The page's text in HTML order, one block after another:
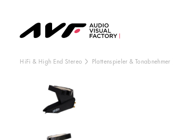
HiFi & High End Stereo Plattenspieler & Tonabnehmer